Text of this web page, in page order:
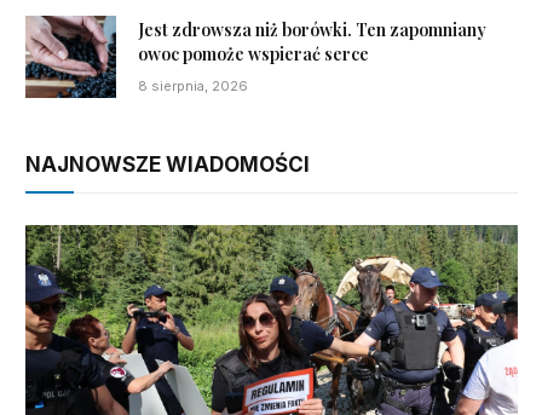
Jest zdrowsza niż borówki. Ten zapomniany
owoc pomoże wspierać serce
8 sierpnia, 2026
NAJNOWSZE WIADOMOŚCI